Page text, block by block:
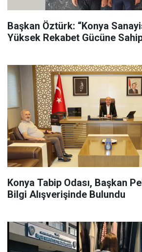
Başkan Öztürk: “Konya
Yüksek Rekabet Gücüne
Konya Tabip Odası, Başkan Pekyatırmacı’yla
Bilgi Alışverişinde Bulundu